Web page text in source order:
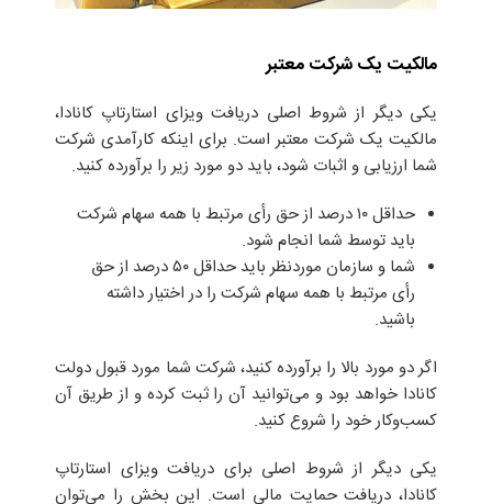
مالکیت یک شرکت معتبر
یکی دیگر از شروط اصلی دریافت ویزای استارتاپ کانادا،
مالکیت یک شرکت معتبر است. برای اینکه کارآمدی شرکت
شما ارزیابی و اثبات شود، باید دو مورد زیر را برآورده کنید.
حداقل ۱۰ درصد از حق رأی مرتبط با همه سهام شرکت
باید توسط شما انجام شود.
شما و سازمان موردنظر باید حداقل ۵۰ درصد از حق
رأی مرتبط با همه سهام شرکت را در اختیار داشته
باشید.
اگر دو مورد بالا را برآورده کنید، شرکت شما مورد قبول دولت
کانادا خواهد بود و می‌توانید آن را ثبت کرده و از طریق آن
کسب‌وکار خود را شروع کنید.
یکی دیگر از شروط اصلی برای دریافت ویزای استارتاپ
کانادا، دریافت حمایت مالی است. این بخش را می‌توان